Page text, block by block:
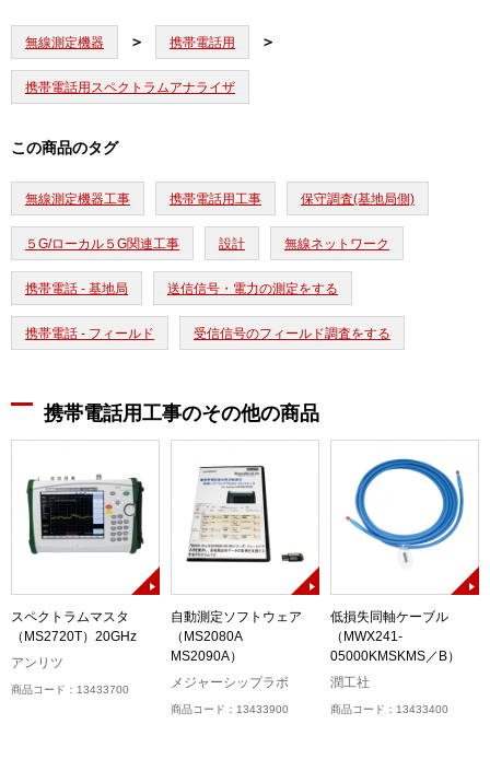
無線測定機器 携帯電話用
携帯電話用スペクトラムアナライザ
この商品のタグ
無線測定機器工事 携帯電話用工事 保守調査(基地局側)
５G/ローカル５G関連工事 設計 無線ネットワーク
携帯電話 - 基地局 送信信号・電力の測定をする
携帯電話 - フィールド 受信信号のフィールド調査をする
携帯電話用工事のその他の商品
スペクトラムマスタ
（MS2720T）20GHz
アンリツ
商品コード：13433700
自動測定ソフトウェア
（MS2080A
MS2090A）
メジャーシップラボ
商品コード：13433900
低損失同軸ケーブル
（MWX241-
05000KMSKMS／B）
潤工社
商品コード：13433400